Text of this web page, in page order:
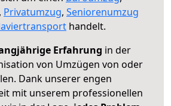
, Privatumzug, Seniorenumzug
handelt.
Erfahrung in der
von Umzügen von oder
Dank unserer engen
mit unserem professionellen